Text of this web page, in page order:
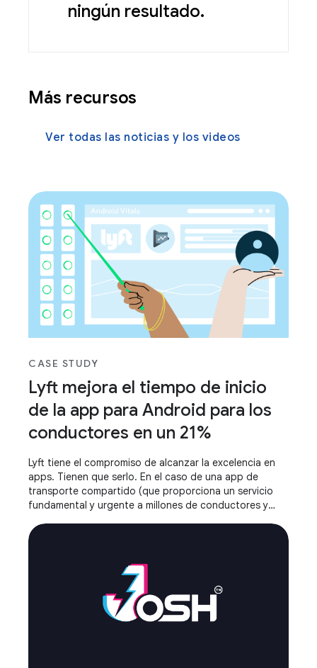
ningún resultado.
Más recursos
Ver todas las noticias y los videos
CASE STUDY
Lyft mejora el tiempo de inicio
de la app para Android para los
conductores en un 21%
Lyft tiene el compromiso de alcanzar la excelencia en
apps. Tienen que serlo. En el caso de una app de
transporte compartido (que proporciona un servicio
fundamental y urgente a millones de conductores y
responde genera una fricción inaceptable.